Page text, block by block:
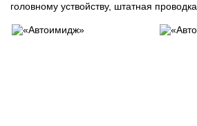
головному уствойству, штатная